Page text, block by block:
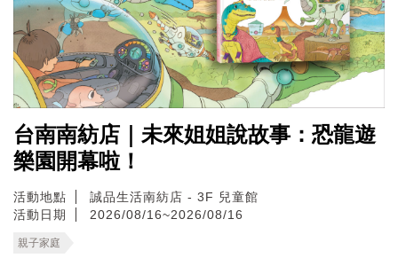
台南南紡店｜未來姐姐說故事：恐龍遊
樂園開幕啦！
活動地點
誠品生活南紡店 - 3F 兒童館
活動日期
2026/08/16~2026/08/16
親子家庭